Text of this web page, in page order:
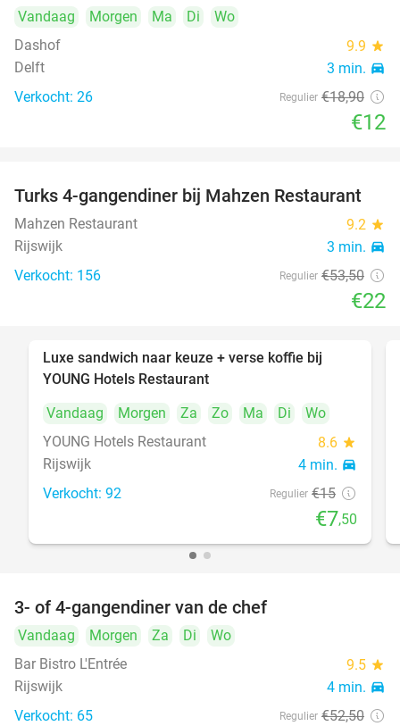
Vandaag Morgen Ma Di
Wo
Dashof
9.9 star
Delft 3 min. directions_car
Verkocht: 26 Regulier €18,90
€12
59%
Turks 4-gangendiner bij Mahzen Restaurant
Mahzen Restaurant 9.2 star
Rijswijk 3 min. directions_car
Verkocht: 156 Regulier €53,50
€22
Luxe sandwich naar keuze + verse koffie bij
YOUNG Hotels Restaurant
Vandaag
Morgen Za Zo Ma Di
Wo
YOUNG Hotels Restaurant
8.6 star
Rijswijk 4 min. directions_car
Verkocht: 92 Regulier €15
€7,50
3- of 4-gangendiner van de chef
Vandaag Morgen Za Di
Wo
Bar Bistro L'Entrée
9.5 star
Rijswijk 4 min. directions_car
Verkocht: 65 Regulier €52,50